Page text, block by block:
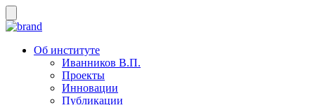
Об институте
Иванников В.П.
Проекты
Инновации
Публикации